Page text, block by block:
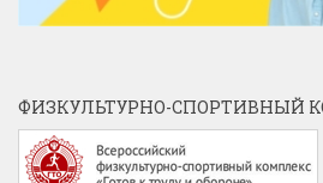
ФИЗКУЛЬТУРНО-СПОРТИВНЫЙ